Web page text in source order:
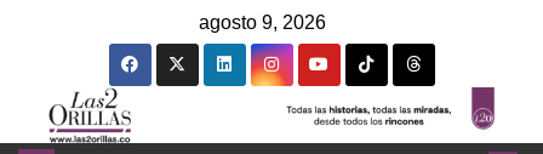
agosto 9, 2026